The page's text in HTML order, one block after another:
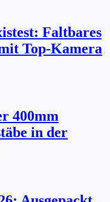
Faltbares
Top-Kamera
400mm
in der